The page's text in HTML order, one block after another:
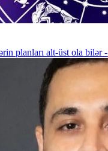
planları alt-üst ola bilər -